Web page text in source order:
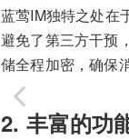
蓝莺IM独特之处在
避免了第三方干预
储全程加密，确保
2. 丰富的功